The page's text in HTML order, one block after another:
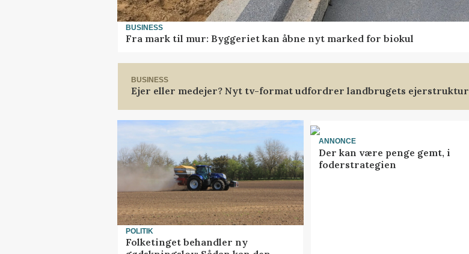
BUSINESS
Fra mark til mur: Byggeriet kan åbne nyt marked for biokul
BUSINESS
Ejer eller medejer? Nyt tv-format udfordrer landbrugets ejerstruktur
POLITIK
Folketinget behandler ny
ANNONCE
Der kan være penge gemt, i
foderstrategien